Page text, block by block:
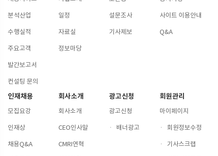
분석산업
수행실적
주요고객
발간보고서
컨설팅 문의
일정
자료실
정보마당
설문조사
기사제보
사이트 이용안내
Q&A
인재채용
모집요강
인재상
채용Q&A
회사소개
회사소개
CEO인사말
CMRI연혁
광고신청
광고신청
·
배너광고
회원관리
마이페이지
·
회원정보수정
·
기사스크랩